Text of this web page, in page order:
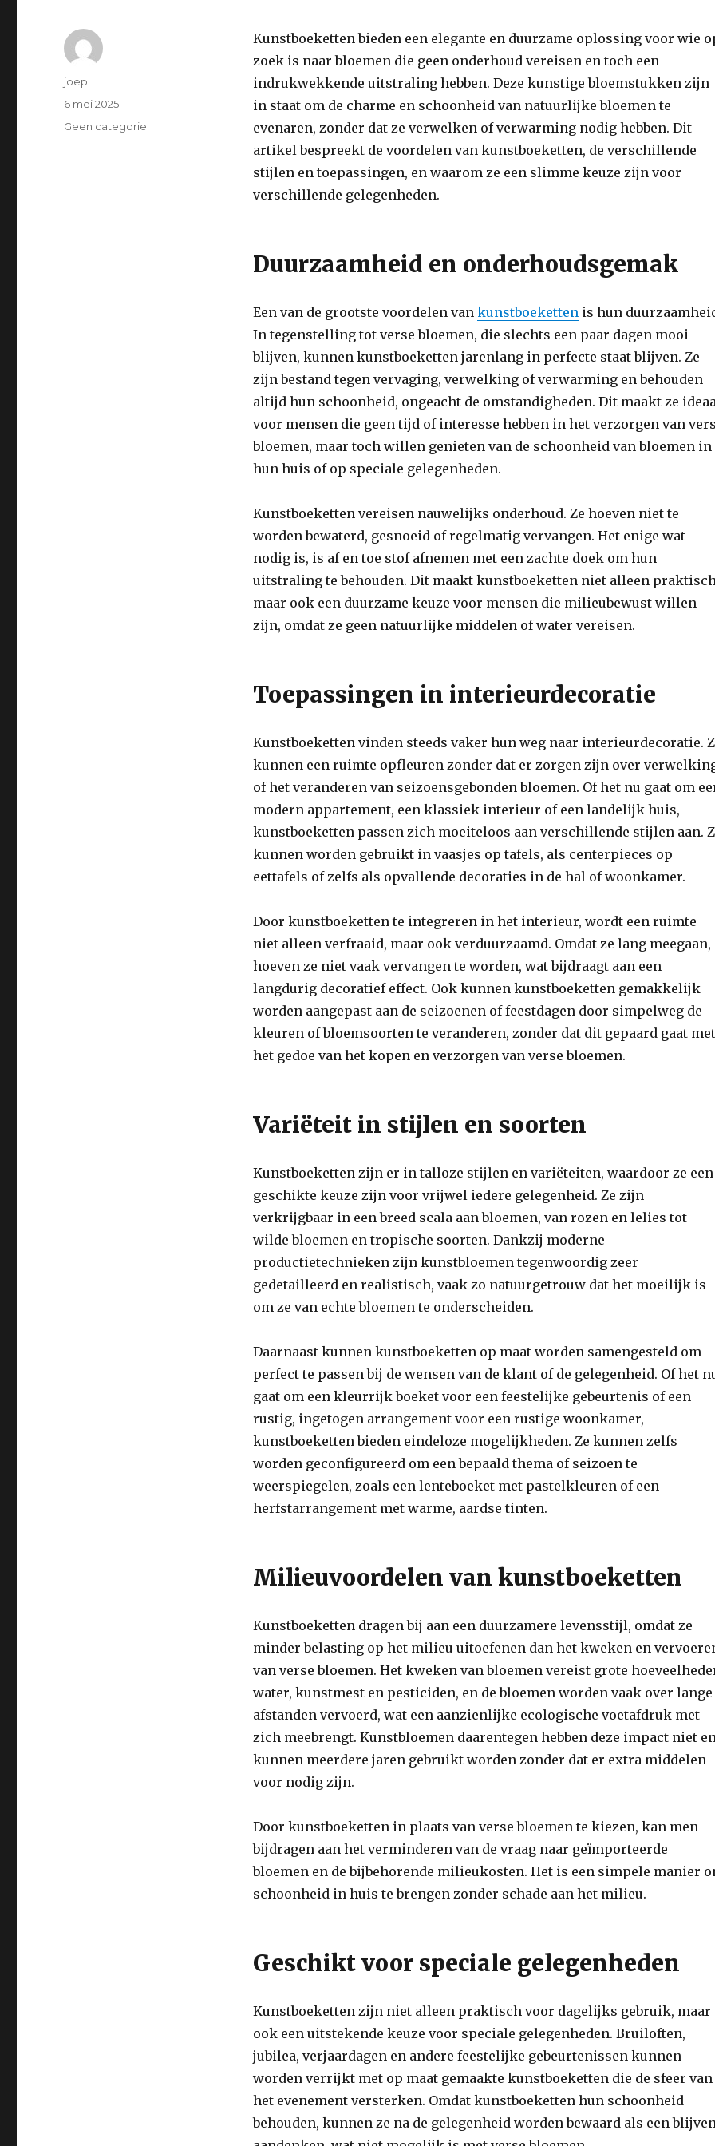
Kunstboeketten bieden een elegante en duurzame oplossing voor wie
zoek is naar bloemen die geen onderhoud vereisen en toch een
indrukwekkende uitstraling hebben. Deze kunstige bloemstukken zijn
in staat om de charme en schoonheid van natuurlijke bloemen te
evenaren, zonder dat ze verwelken of verwarming nodig hebben. Dit
artikel bespreekt de voordelen van kunstboeketten, de verschillende
stijlen en toepassingen, en waarom ze een slimme keuze zijn voor
verschillende gelegenheden.
Duurzaamheid en onderhoudsgemak
Een van de grootste voordelen van kunstboekettenis hun
In tegenstelling tot verse bloemen, die slechts een paar dagen mooi
blijven, kunnen kunstboeketten jarenlang in perfecte staat blijven. Ze
zijn bestand tegen vervaging, verwelking of verwarming en behouden
altijd hun schoonheid, ongeacht de omstandigheden. Dit maakt ze
voor mensen die geen tijd of interesse hebben in het verzorgen van
bloemen, maar toch willen genieten van de schoonheid van bloemen in
hun huis of op speciale gelegenheden.
Kunstboeketten vereisen nauwelijks onderhoud. Ze hoeven niet te
worden bewaterd, gesnoeid of regelmatig vervangen. Het enige wat
nodig is, is af en toe stof afnemen met een zachte doek om hun
uitstraling te behouden. Dit maakt kunstboeketten niet alleen
maar ook een duurzame keuze voor mensen die milieubewust willen
zijn, omdat ze geen natuurlijke middelen of water vereisen.
Toepassingen in interieurdecoratie
Kunstboeketten vinden steeds vaker hun weg naar interieurdecoratie.
kunnen een ruimte opfleuren zonder dat er zorgen zijn over
of het veranderen van seizoensgebonden bloemen. Of het nu gaat om
modern appartement, een klassiek interieur of een landelijk huis,
kunstboeketten passen zich moeiteloos aan verschillende stijlen aan.
kunnen worden gebruikt in vaasjes op tafels, als centerpieces op
eettafels of zelfs als opvallende decoraties in de hal of woonkamer.
Door kunstboeketten te integreren in het interieur, wordt een ruimte
niet alleen verfraaid, maar ook verduurzaamd. Omdat ze lang meegaan,
hoeven ze niet vaak vervangen te worden, wat bijdraagt aan een
langdurig decoratief effect. Ook kunnen kunstboeketten gemakkelijk
worden aangepast aan de seizoenen of feestdagen door simpelweg de
kleuren of bloemsoorten te veranderen, zonder dat dit gepaard gaat met
het gedoe van het kopen en verzorgen van verse bloemen.
Variëteit in stijlen en soorten
Kunstboeketten zijn er in talloze stijlen en variëteiten, waardoor ze een
geschikte keuze zijn voor vrijwel iedere gelegenheid. Ze zijn
verkrijgbaar in een breed scala aan bloemen, van rozen en lelies tot
wilde bloemen en tropische soorten. Dankzij moderne
productietechnieken zijn kunstbloemen tegenwoordig zeer
gedetailleerd en realistisch, vaak zo natuurgetrouw dat het moeilijk is
om ze van echte bloemen te onderscheiden.
Daarnaast kunnen kunstboeketten op maat worden samengesteld om
perfect te passen bij de wensen van de klant of de gelegenheid. Of het
gaat om een kleurrijk boeket voor een feestelijke gebeurtenis of een
rustig, ingetogen arrangement voor een rustige woonkamer,
kunstboeketten bieden eindeloze mogelijkheden. Ze kunnen zelfs
worden geconfigureerd om een bepaald thema of seizoen te
weerspiegelen, zoals een lenteboeket met pastelkleuren of een
herfstarrangement met warme, aardse tinten.
Milieuvoordelen van kunstboeketten
Kunstboeketten dragen bij aan een duurzamere levensstijl, omdat ze
minder belasting op het milieu uitoefenen dan het kweken en
van verse bloemen. Het kweken van bloemen vereist grote
water, kunstmest en pesticiden, en de bloemen worden vaak over lange
afstanden vervoerd, wat een aanzienlijke ecologische voetafdruk met
zich meebrengt. Kunstbloemen daarentegen hebben deze impact niet
kunnen meerdere jaren gebruikt worden zonder dat er extra middelen
voor nodig zijn.
Door kunstboeketten in plaats van verse bloemen te kiezen, kan men
bijdragen aan het verminderen van de vraag naar geïmporteerde
bloemen en de bijbehorende milieukosten. Het is een simpele manier
schoonheid in huis te brengen zonder schade aan het milieu.
Geschikt voor speciale gelegenheden
Kunstboeketten zijn niet alleen praktisch voor dagelijks gebruik, maar
ook een uitstekende keuze voor speciale gelegenheden. Bruiloften,
jubilea, verjaardagen en andere feestelijke gebeurtenissen kunnen
worden verrijkt met op maat gemaakte kunstboeketten die de sfeer van
het evenement versterken. Omdat kunstboeketten hun schoonheid
behouden, kunnen ze na de gelegenheid worden bewaard als een
Auteur
joep
Geplaatst
6 mei 2025
Categorieën
Geen categorie